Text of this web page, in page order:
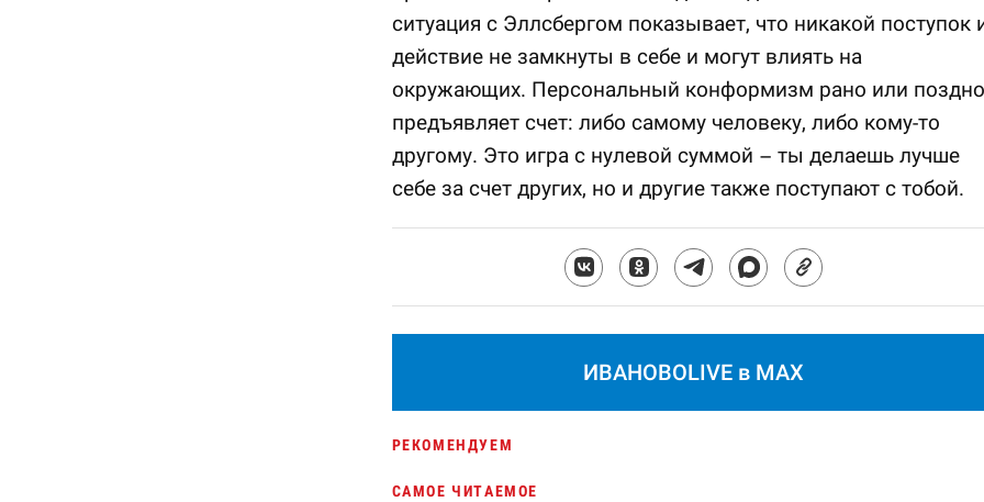
ситуация с Эллсбергом показывает, что никакой поступок
действие не замкнуты в себе и могут влиять на
окружающих. Персональный конформизм рано или поздно
предъявляет счет: либо самому человеку, либо кому-то
другому. Это игра с нулевой суммой – ты делаешь лучше
себе за счет других, но и другие также поступают с тобой.
ИВАНОВОLIVE в MAX
РЕКОМЕНДУЕМ
САМОЕ ЧИТАЕМОЕ